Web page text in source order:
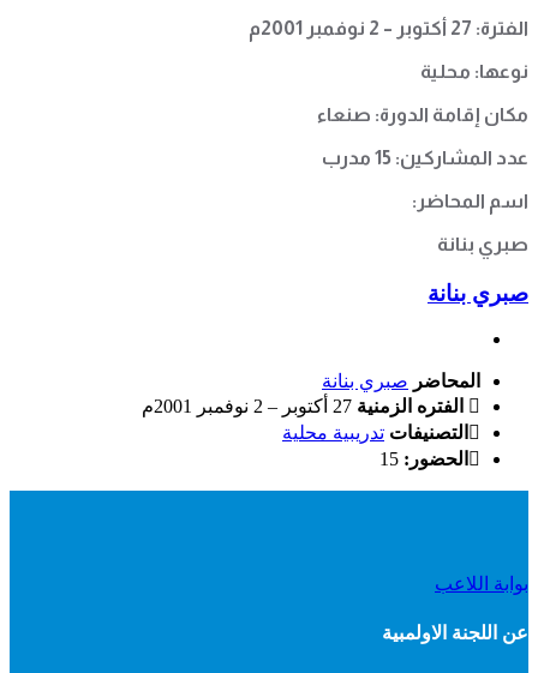
الفترة: 27 أكتوبر
– 2 نوفمبر 2001م
نوعها: محلية
مكان إقامة الدورة: صنعاء
عدد المشاركين: 15 مدرب
اسم المحاضر:
صبري بنانة
صبري بنانة
المحاضر صبري بنانة
الفتره الزمنية 27 أكتوبر – 2 نوفمبر 2001م
التصنيفات تدريبية محلية
الحضور: 15
بوابة اللاعب
عن اللجنة الاولمبية